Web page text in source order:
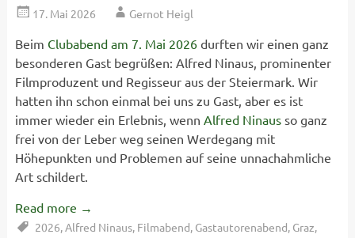
17. Mai 2026 Gernot Heigl
Beim Clubabend am 7. Mai 2026durften wir einen ganz
besonderen Gast begrüßen: Alfred Ninaus, prominenter
Filmproduzent und Regisseur aus der Steiermark. Wir
hatten ihn schon einmal bei uns zu Gast, aber es ist
immer wieder ein Erlebnis, wenn Alfred Ninausso ganz
frei von der Leber weg seinen Werdegang mit
Höhepunkten und Problemen auf seine unnachahmliche
Art schildert.
Read more →
2026,Alfred Ninaus, Filmabend, Gastautorenabend, Graz,